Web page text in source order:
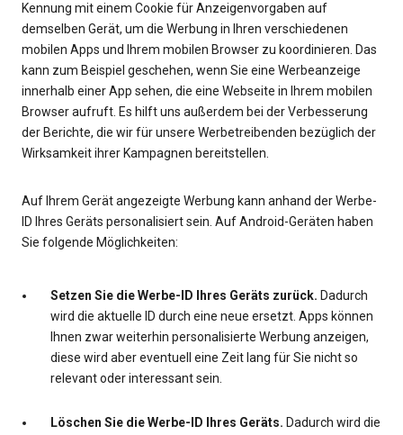
Kennung mit einem Cookie für Anzeigenvorgaben auf
demselben Gerät, um die Werbung in Ihren verschiedenen
mobilen Apps und Ihrem mobilen Browser zu koordinieren. Das
kann zum Beispiel geschehen, wenn Sie eine Werbeanzeige
innerhalb einer App sehen, die eine Webseite in Ihrem mobilen
Browser aufruft. Es hilft uns außerdem bei der Verbesserung
der Berichte, die wir für unsere Werbetreibenden bezüglich der
Wirksamkeit ihrer Kampagnen bereitstellen.
Auf Ihrem Gerät angezeigte Werbung kann anhand der Werbe-
ID Ihres Geräts personalisiert sein. Auf Android-Geräten haben
Sie folgende Möglichkeiten:
Setzen Sie die Werbe-ID Ihres Geräts zurück. Dadurch
wird die aktuelle ID durch eine neue ersetzt. Apps können
Ihnen zwar weiterhin personalisierte Werbung anzeigen,
diese wird aber eventuell eine Zeit lang für Sie nicht so
relevant oder interessant sein.
Löschen Sie die Werbe-ID Ihres Geräts. Dadurch wird die